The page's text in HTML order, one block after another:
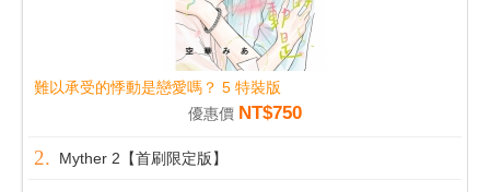
難以承受的悸動是戀愛嗎？ 5 特裝版
優惠價 NT$750
Myther 2【首刷限定版】